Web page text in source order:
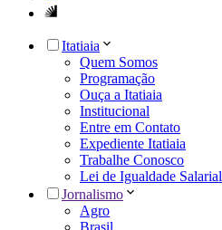
Itatiaia
Quem Somos
Programação
Ouça a Itatiaia
Institucional
Entre em Contato
Expediente Itatiaia
Trabalhe Conosco
Lei de Igualdade Salarial
Jornalismo
Agro
Brasil